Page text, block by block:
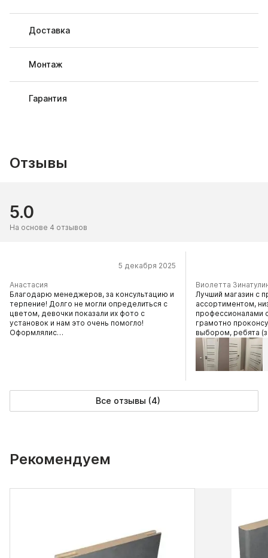
Доставка
Монтаж
Гарантия
Отзывы
5.0
На основе 4 отзывов
5 декабря 2025
Анастасия
Благодарю менеджеров, за консультацию и
терпение! Долго не могли определиться с
цветом, девочки показали их фото с
установок и нам это очень помогло!
Оформлялис…
Виолетта
Лучший магазин с
ассортиментом,
профессионалами
грамотно
выбором, ребята
Все отзывы (4)
Рекомендуем